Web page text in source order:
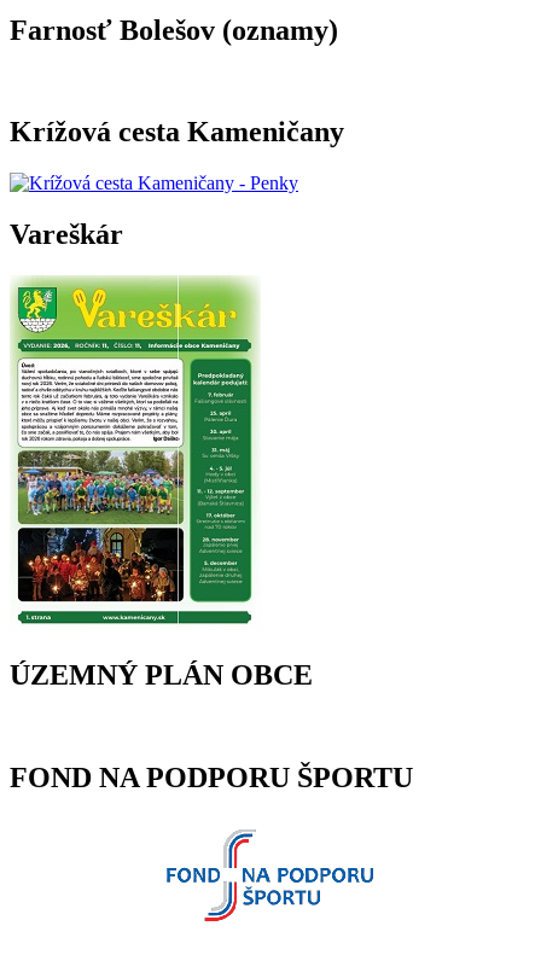
Farnosť Bolešov (oznamy)
Krížová cesta Kameničany
Vareškár
ÚZEMNÝ PLÁN OBCE
FOND NA PODPORU ŠPORTU